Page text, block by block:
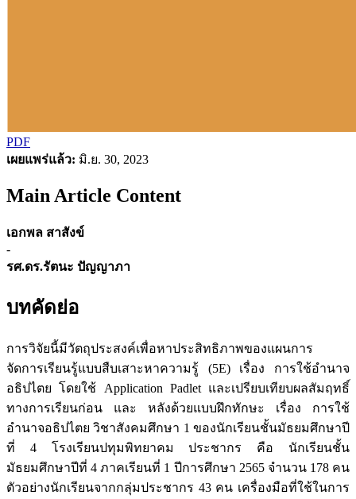
PDF
เผยแพร่แล้ว: มิ.ย. 30, 2023
Main Article Content
เอกพล สาสังข์
-
รศ.ดร.รัตนะ ปัญญาภา
บทคัดย่อ
การวิจัยนี้มีวัตถุประสงค์เพื่อหาประสิทธิภาพของแผนการ
จัดการเรียนรู้แบบสืบเสาะหาความรู้ (5E) เรื่อง การใช้อำนาจ
อธิปไตย โดยใช้ Application Padlet และเปรียบเทียบผลสัมฤทธิ์
ทางการเรียนก่อน และ หลังด้วยแบบฝึกทักษะ เรื่อง การใช้
อำนาจอธิปไตย วิชาสังคมศึกษา 1 ของนักเรียนชั้นมัธยมศึกษาปี
ที่ 4 โรงเรียนปทุมพิทยาคม ประชากร คือ นักเรียนชั้น
มัธยมศึกษาปีที่ 4 ภาคเรียนที่ 1 ปีการศึกษา 2565 จำนวน 178 คน
ตัวอย่างนักเรียนจากกลุ่มประชากร 43 คน เครื่องมือที่ใช้ในการ